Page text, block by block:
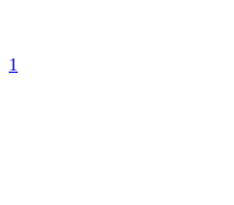
1